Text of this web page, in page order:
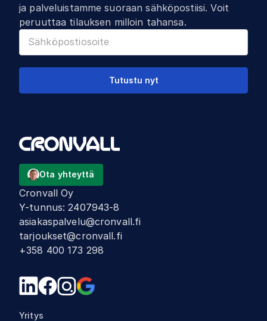
ja palveluistamme suoraan sähköpostiisi. Voit
peruuttaa tilauksen milloin tahansa.
Tutustu nyt
Ota yhteyttä
Cronvall Oy
Y-tunnus:2407943-8
asiakaspalvelu@cronvall.fi
tarjoukset@cronvall.fi
+358 400 173 298
Yritys